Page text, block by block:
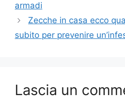
armadi
Zecche in casa ecco
subito per prevenire
Lascia un